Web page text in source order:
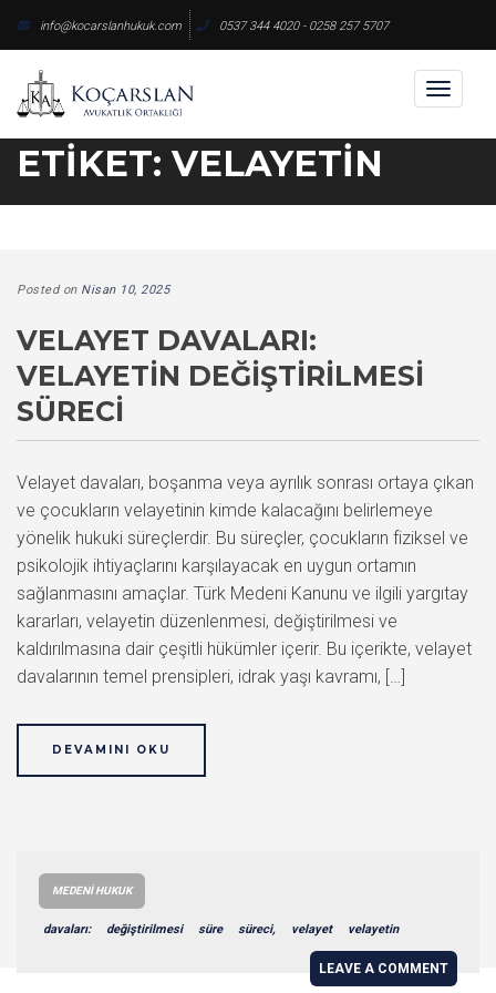
content
info@kocarslanhukuk.com 0537 344 4020 - 0258 257 5707
Toggle
ETIKET: VELAYETIN
Posted on Nisan 10, 2025
VELAYET DAVALARI:
VELAYETIN DEĞIŞTIRILMESI
SÜRECI
Velayet davaları, boşanma veya ayrılık sonrası ortaya çıkan
ve çocukların velayetinin kimde kalacağını belirlemeye
yönelik hukuki süreçlerdir. Bu süreçler, çocukların fiziksel ve
psikolojik ihtiyaçlarını karşılayacak en uygun ortamın
sağlanmasını amaçlar. Türk Medeni Kanunu ve ilgili yargıtay
kararları, velayetin düzenlenmesi, değiştirilmesi ve
kaldırılmasına dair çeşitli hükümler içerir. Bu içerikte, velayet
davalarının temel prensipleri, idrak yaşı kavramı, […]
DEVAMINI OKU
MEDENI HUKUK
davaları: değiştirilmesi süre süreci, velayet velayetin
LEAVE A COMMENT